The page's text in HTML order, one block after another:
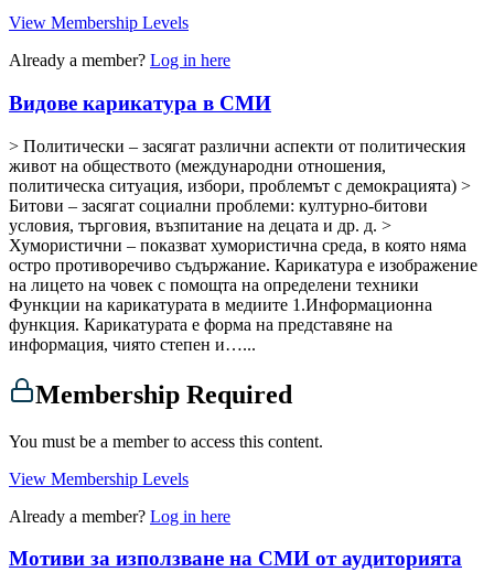
View Membership Levels
Already a member? Log in here
Видове карикатура в СМИ
> Политически – засягат различни аспекти от политическия
живот на обществото (международни отношения,
политическа ситуация, избори, проблемът с демокрацията) >
Битови – засягат социални проблеми: културно-битови
условия, търговия, възпитание на децата и др. д. >
Хумористични – показват хумористична среда, в която няма
остро противоречиво съдържание. Карикатура е изображение
на лицето на човек с помощта на определени техники
Функции на карикатурата в медиите 1.Информационна
функция. Карикатурата е форма на представяне на
информация, чиято степен и…...
Membership Required
You must be a member to access this content.
View Membership Levels
Already a member? Log in here
Мотиви за използване на СМИ от аудиторията